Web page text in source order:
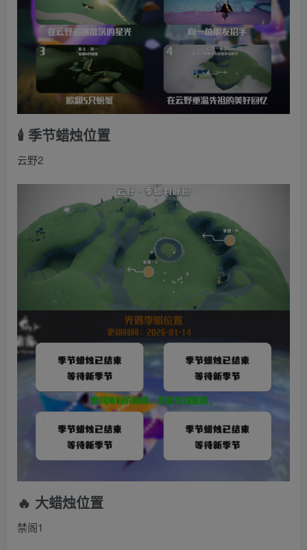
🕯️ 季节蜡烛位置
云野2
🔥 大蜡烛位置
禁阁1